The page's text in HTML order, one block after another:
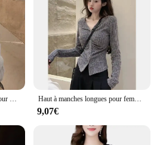
Cardigan Fin à Manches sulfpour Femme, Pull Doux et Cool, décennie age de Documents, Style Alien, Nouvelle Collection Automne Hiver 2023 Haut à manches longues pour femmes, design plissé à revers, coupe couvertes, vêtements de rue parfaits pour l'automne, nouveau, 2024
9,07€